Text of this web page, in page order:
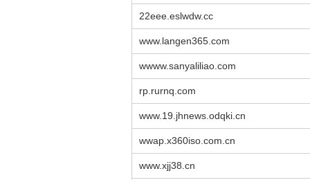
22eee.eslwdw.cc
www.langen365.com
wwww.sanyaliliao.com
rp.rurnq.com
www.19.jhnews.odqki.cn
wwap.x360iso.com.cn
www.xjj38.cn